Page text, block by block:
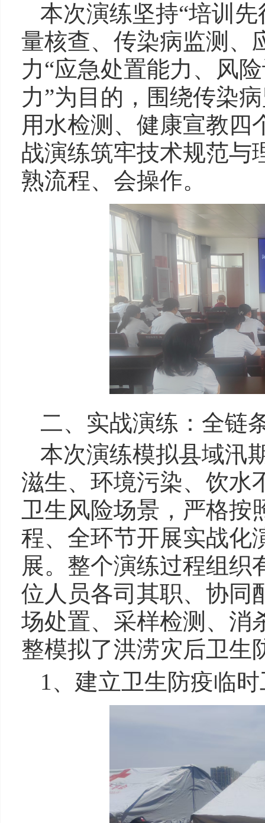
本次演练坚持“培训
量核查、传染病监测、
力“应急处置能力、风
力”为目的，围绕传染
用水检测、健康宣教四
战演练筑牢技术规范与
熟流程、会操作。
二、实战演练：全链
本次演练模拟县域汛
滋生、环境污染、饮水
卫生风险场景，严格按
程、全环节开展实战化
展。整个演练过程组织
位人员各司其职、协同
场处置、采样检测、消
整模拟了洪涝灾后卫生
1、建立卫生防疫临